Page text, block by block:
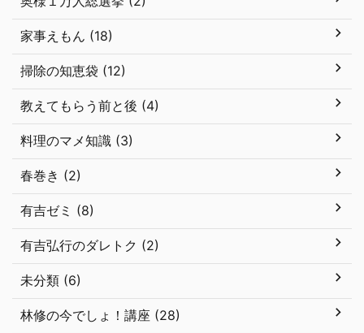
家事えもん (18)
掃除の知恵袋 (12)
教えてもらう前と後 (4)
料理のマメ知識 (3)
春巻き (2)
有吉ゼミ (8)
有吉弘行のダレトク (2)
未分類 (6)
林修の今でしょ！講座 (28)